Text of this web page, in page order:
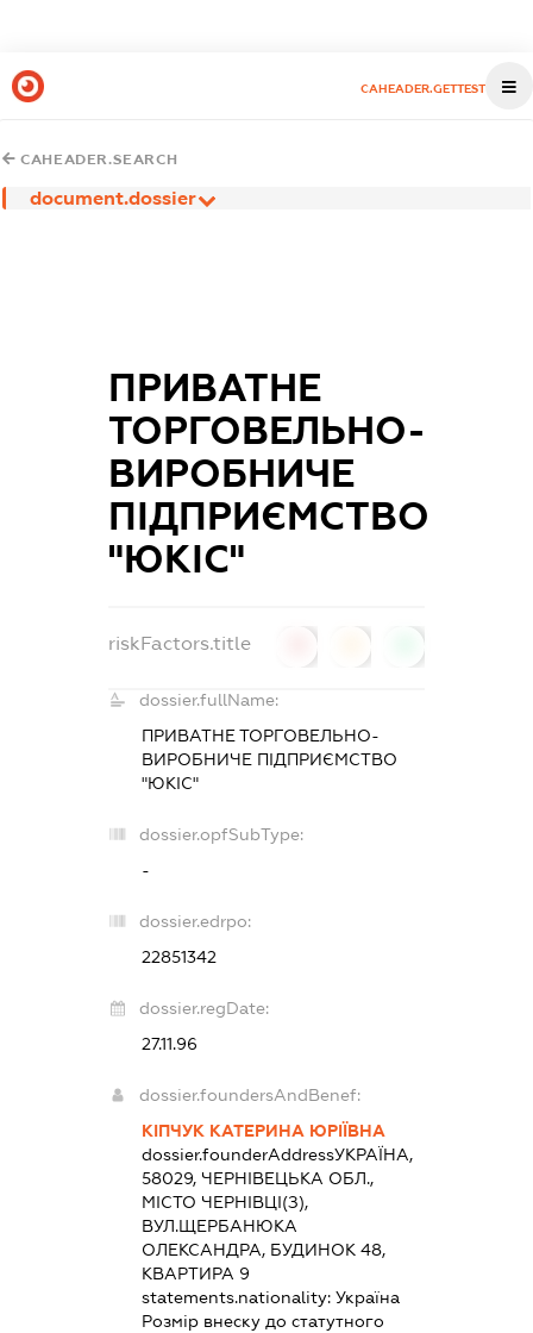
CAHEADER.GETTEST
CAHEADER.SEARCH
document.dossier
ПРИВАТНЕ
ТОРГОВЕЛЬНО-
ВИРОБНИЧЕ
ПІДПРИЄМСТВО
"ЮКІС"
riskFactors.title
dossier.fullName:
ПРИВАТНЕ ТОРГОВЕЛЬНО-
ВИРОБНИЧЕ ПІДПРИЄМСТВО
"ЮКІС"
dossier.opfSubType:
-
dossier.edrpo:
22851342
dossier.regDate:
27.11.96
dossier.foundersAndBenef:
КІПЧУК КАТЕРИНА ЮРІЇВНА
dossier.founderAddressУКРАЇНА,
58029, ЧЕРНІВЕЦЬКА ОБЛ.,
МІСТО ЧЕРНІВЦІ(З),
ВУЛ.ЩЕРБАНЮКА
ОЛЕКСАНДРА, БУДИНОК 48,
КВАРТИРА 9
statements.nationality: Україна
Розмір внеску до статутного